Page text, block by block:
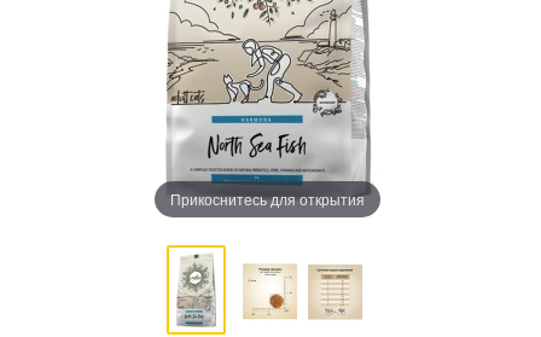
Прикоснитесь для открытия